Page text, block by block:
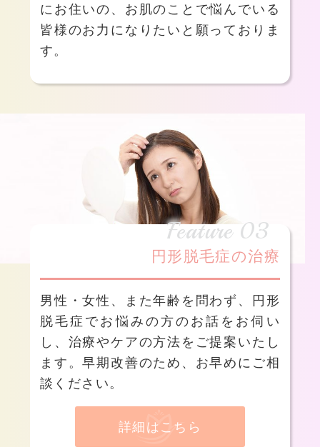
にお住いの、お肌のことで悩んでいる
皆様のお力になりたいと願っておりま
す。
Feature 03
円形脱毛症の治療
男性・女性、また年齢を問わず、円形
脱毛症でお悩みの方のお話をお伺い
し、治療やケアの方法をご提案いたし
ます。早期改善のため、お早めにご相
談ください。
詳細はこちら